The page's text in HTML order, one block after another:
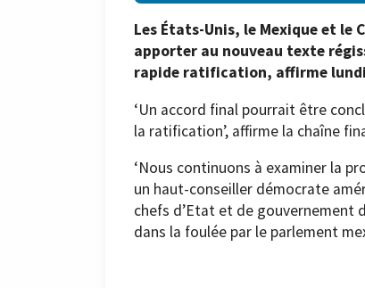
Les États-Unis, le Mexique et le
apporter au nouveau texte
rapide ratification, affirme lundi
‘Un accord final pourrait être
la ratification’, affirme la chaîne
‘Nous continuons à examiner la
un haut-conseiller démocrate
chefs d’Etat et de gouvernement
dans la foulée par le parlement